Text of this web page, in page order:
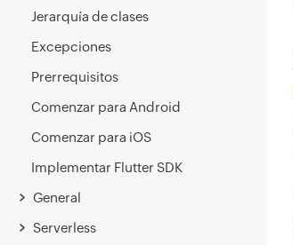
Jerarquía de clases
Excepciones
Prerrequisitos
Comenzar para Android
Comenzar para iOS
Implementar Flutter SDK
General
Serverless